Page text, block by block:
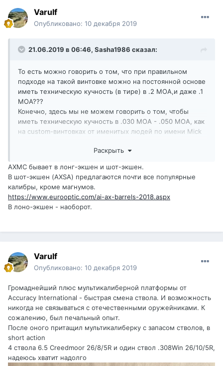
Varulf
Опубликовано: 10 декабря 2019
21.06.2019 в 06:46, Sasha1986 сказал:
То есть можно говорить о том, что при правильном
подходе на такой винтовке можно на постоянной основе
иметь техническую кучность (в тире) в .2 MOA,и даже .1
MOA???
Конечно, здесь мы не можем говорить о том, чтобы
иметь техническую кучность в .030 MOA - .050 MOA, как
на custom-винтовках от именитых людей по имени Mick
или Peter Walker, мы здесь говорим об отличном
пользователя. Почти всё. ) (ствольная направляющая,
например)
Очень радуют быстросъёмные стволы, которые, в
любом случае, тоже нужно правильно эксплуатировать и
возможность купить не только стволы под "военные"
для эстетов .243 Win, 6*47 Lapua, подстройка приклада
других моделей есть).
https://www.eurooptic.com/accuracy-international-
barrels.aspxНаверняка, на заказ можно и другие и под
Общий вывод: отличный вариант для тех, кто не может
себе позволить по различным причинам купить в данный
момент винтовку под заказ за примерно 25 тысяч
долларов (с 10 стволами) или ждать 2 года, пока её
сделают. Единственный минус - свободный патронник,
НО ПУСТЬ МЕНЯ ПОПРАВЯТ КОЛЛЕГИ...
Совет от себя: соизмеряйете свои правильные
Раскрыть
AXMC бывает в лонг-экшен и шот-экшен.
В шот-экшен (AXSA) предлагаются почти все популярные
калибры, кроме магнумов.
https://www.eurooptic.com/ai-ax-barrels-2018.aspx
В лоно-экшен - наоборот.
Varulf
Опубликовано: 10 декабря 2019
Громаднейший плюс мультикалиберной платформы от
Accuracy International - быстрая смена ствола. И возможность
никогда не связываться с отечественными оружейниками. К
сожалению, был печальный опыт.
После оного притащил мультикалиберку с запасом стволов, в
short action
4 ствола 6.5 Creedmoor 26/8/5R и один ствол .308Win 26/10/5R,
надеюсь хватит надолго